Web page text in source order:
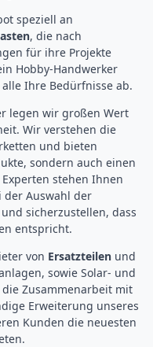
speziell an
, die nach
für ihre Projekte
Hobby-Handwerker
Ihre Bedürfnisse ab.
legen wir großen Wert
Wir verstehen die
und bieten
sondern auch einen
stehen Ihnen
der Auswahl der
sicherzustellen, dass
entspricht.
von Ersatzteilen und
sowie Solar- und
Zusammenarbeit mit
Erweiterung unseres
Kunden die neuesten